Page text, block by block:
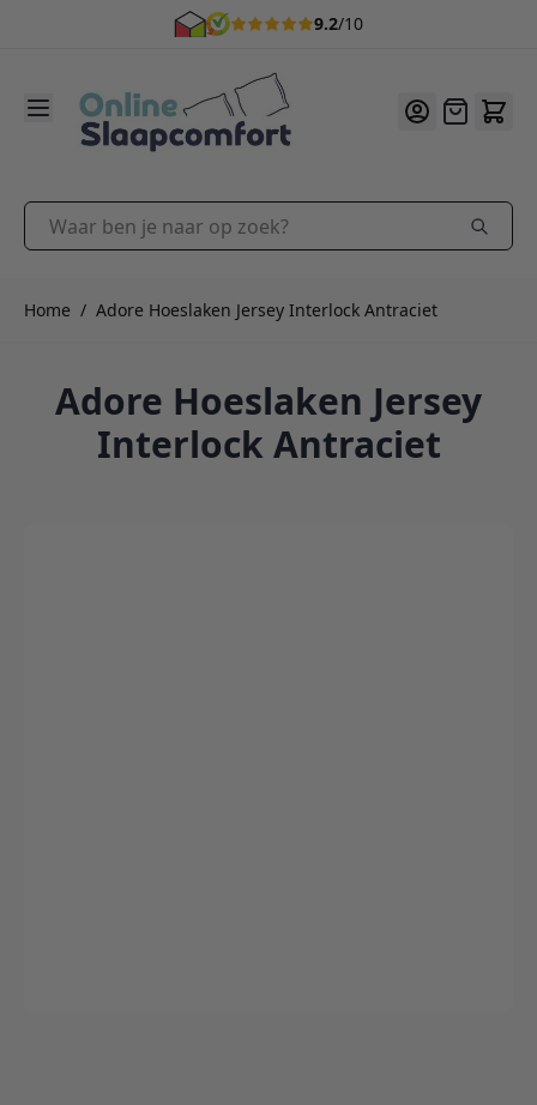
9.2/10
Offerte
Waar ben je naar op zoek?
Home / Adore Hoeslaken Jersey Interlock Antraciet
Adore Hoeslaken Jersey
Interlock Antraciet